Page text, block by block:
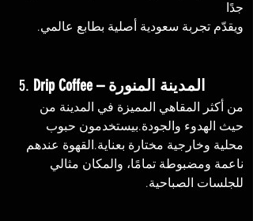
جدًا
ويقدّم تجربة سعودية أصلية بطابع عالمي.
5. Drip Coffee – المدينة المنورة
من أكثر المقاهي المميزة في المدينة من
حيث الهدوء والجودة.بيستخدمون حبوب
محلية وخارجية مختارة بعناية.القهوة عندهم
ناعمة ومضبوطة تمامًا، والمكان مثالي
للجلسات الصباحية.